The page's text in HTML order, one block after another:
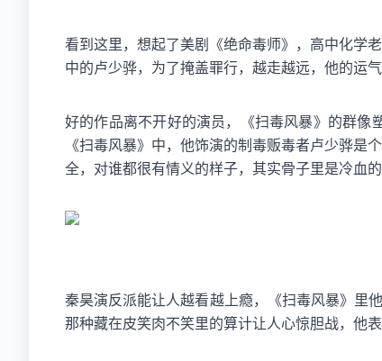
看到这里，想起了美剧《绝命毒师》，高中化学
中的卢少骅，为了掩盖罪行，越走越远，他的运
好的作品离不开好的演员，《扫毒风暴》的群像
《扫毒风暴》中，他饰演的制毒贩毒者卢少骅
全，对谁都很有情义的样子，其实骨子里是冷血
秦昊演反派能让人越看越上瘾，《扫毒风暴》里
那种藏在皮笑肉不笑里的算计让人心惊胆战，他